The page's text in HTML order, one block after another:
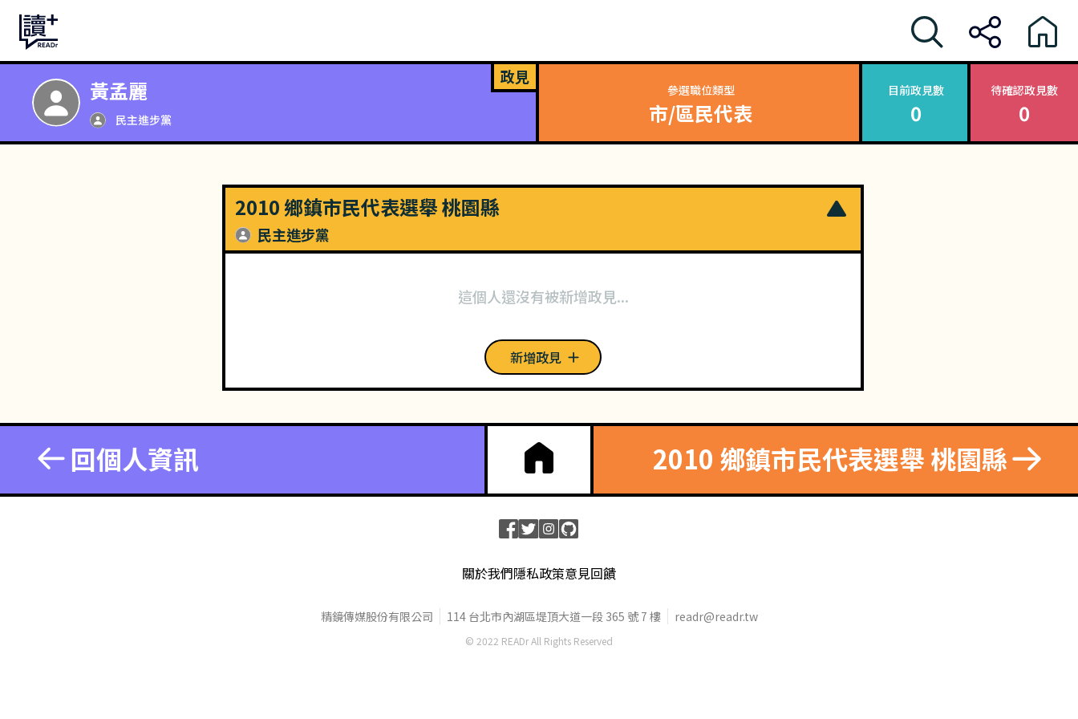
黃孟麗
民主進步黨
政見
參選職位類型
市/區民代表
目前政見數
0
待確認政見數
0
2010 鄉鎮市民代表選舉 桃園縣
民主進步黨
這個人還沒有被新增政見...
新增政見
回個人資訊 2010 鄉鎮市民代表選舉 桃園縣
關於我們隱私政策意見回饋
精鏡傳媒股份有限公司 114 台北市內湖區堤頂大道一段 365 號 7 樓 readr@readr.tw
© 2022 READr All Rights Reserved